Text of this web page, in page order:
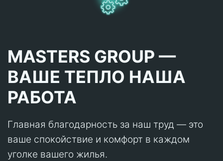
MASTERS GROUP —
ВАШЕ ТЕПЛО НАША
РАБОТА
Главная благодарность за наш труд — это
ваше спокойствие и комфорт в каждом
уголке вашего жилья.